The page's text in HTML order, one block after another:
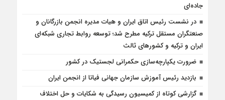
جاده‌ای
در نشست رئیس اتاق ایران و هیات مدیره انجمن بازرگانان و
صنعتگران مستقل ترکیه مطرح شد؛ توسعه روابط تجاری شبکه‌ای
ایران و ترکیه و کشورهای ثالث
ضرورت یکپارچه‌‌سازی حکمرانی لجستیک در کشور
بازديد رئيس آموزش سازمان جهانی فياتا از انجمن ایران
گزارشی کوتاه از کمیسیون رسیدگی به شکایات و حل اختلاف